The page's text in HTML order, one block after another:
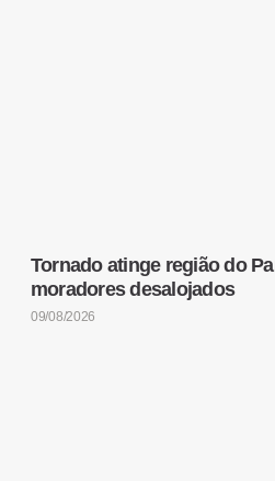
Tornado atinge região do
moradores desalojados
09/08/2026